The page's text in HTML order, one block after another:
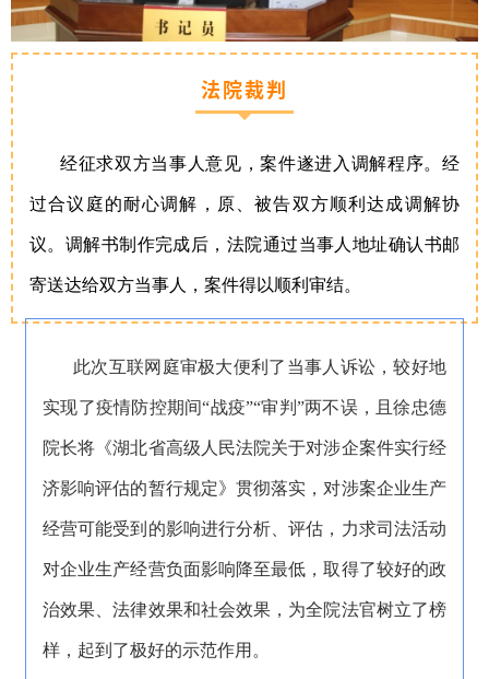
法院裁判
经征求双方当事人意见，案件遂进入调解程序。经
过合议庭的耐心调解，原、被告双方顺利达成调解协
议。调解书制作完成后，法院通过当事人地址确认书邮
寄送达给双方当事人，案件得以顺利审结。
此次互联网庭审极大便利了当事人诉讼，较好地
实现了疫情防控期间“战疫”“审判”两不误，且徐忠德
院长将《湖北省高级人民法院关于对涉企案件实行经
济影响评估的暂行规定》贯彻落实，对涉案企业生产
经营可能受到的影响进行分析、评估，力求司法活动
对企业生产经营负面影响降至最低，取得了较好的政
治效果、法律效果和社会效果，为全院法官树立了榜
样，起到了极好的示范作用。